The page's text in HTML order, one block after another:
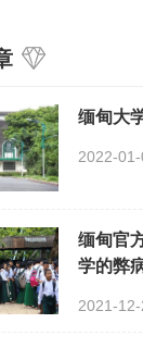
缅甸大
2022-
缅甸官
学的弊
2021-